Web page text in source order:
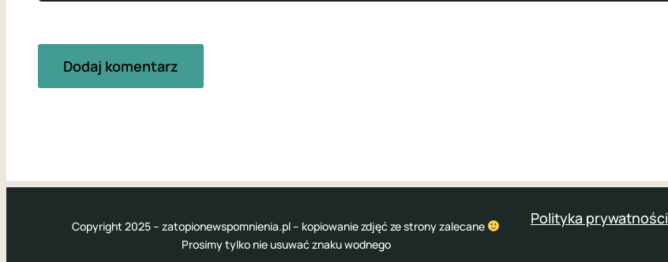
Copyright 2025 – zatopionewspomnienia.pl – kopiowanie zdjęć ze strony zalecane
Prosimy tylko nie usuwać znaku wodnego
Polityka prywatności